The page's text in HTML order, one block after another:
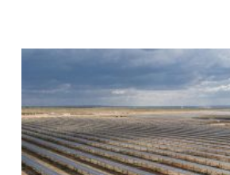
Image that describe the search result